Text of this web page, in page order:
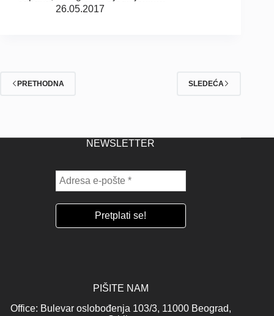
26.05.2017
PRETHODNA SLEDEĆA
NEWSLETTER
PIŠITE NAM
Office: Bulevar oslobođenja 103/3, 11000 Beograd,